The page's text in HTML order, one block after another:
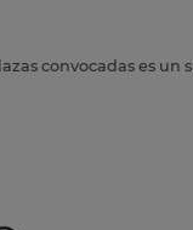
convocadas es